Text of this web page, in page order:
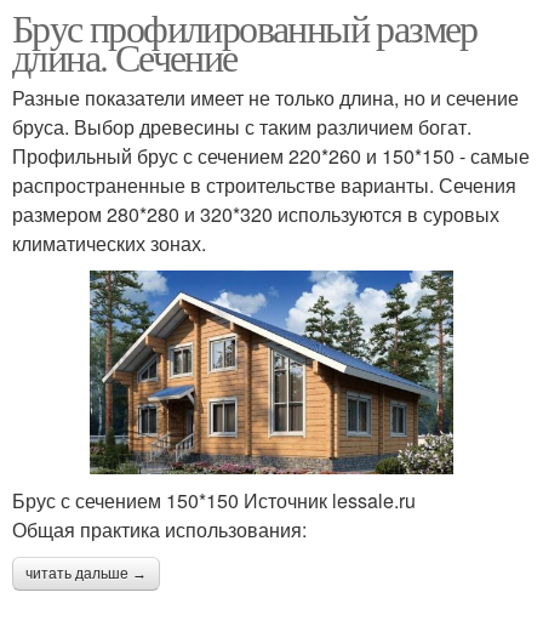
Брус профилированный размер
длина. Сечение
Разные показатели имеет не только длина, но и сечение
бруса. Выбор древесины с таким различием богат.
Профильный брус с сечением 220*260 и 150*150 - самые
распространенные в строительстве варианты. Сечения
размером 280*280 и 320*320 используются в суровых
климатических зонах.
Брус с сечением 150*150 Источник lessale.ru
Общая практика использования:
читать дальше →